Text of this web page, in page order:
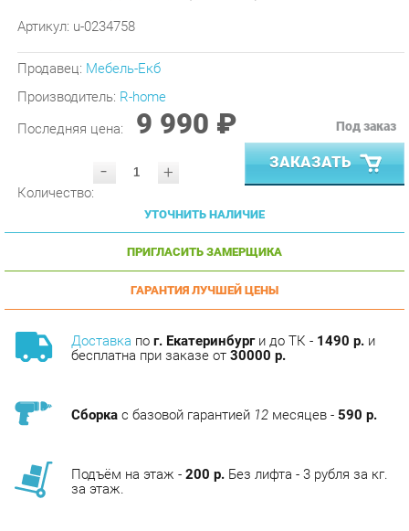
Продавец:Мебель-Екб
Производитель:R-home
Последняя цена: 9 990 ₽
- +
ЗАКАЗАТЬ
УТОЧНИТЬ НАЛИЧИЕ
ПРИГЛАСИТЬ ЗАМЕРЩИКА
пог. Екатеринбурги до ТК -
бесплатна при заказе от30000 р.
Сборкас базовой гарантией12месяцев -
Подъём на этаж -200 р.Без лифта - 3 рубля за кг.
АНАЛОГИ